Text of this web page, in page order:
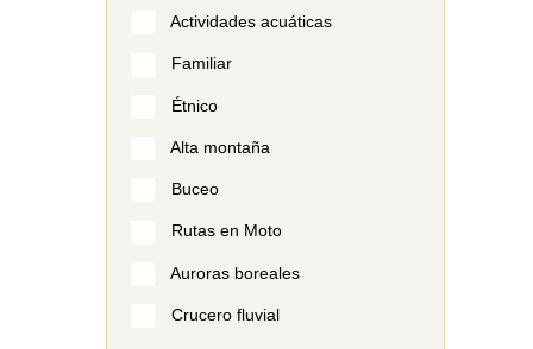
Actividades acuáticas
Familiar
Étnico
Alta montaña
Buceo
Rutas en Moto
Auroras boreales
Crucero fluvial